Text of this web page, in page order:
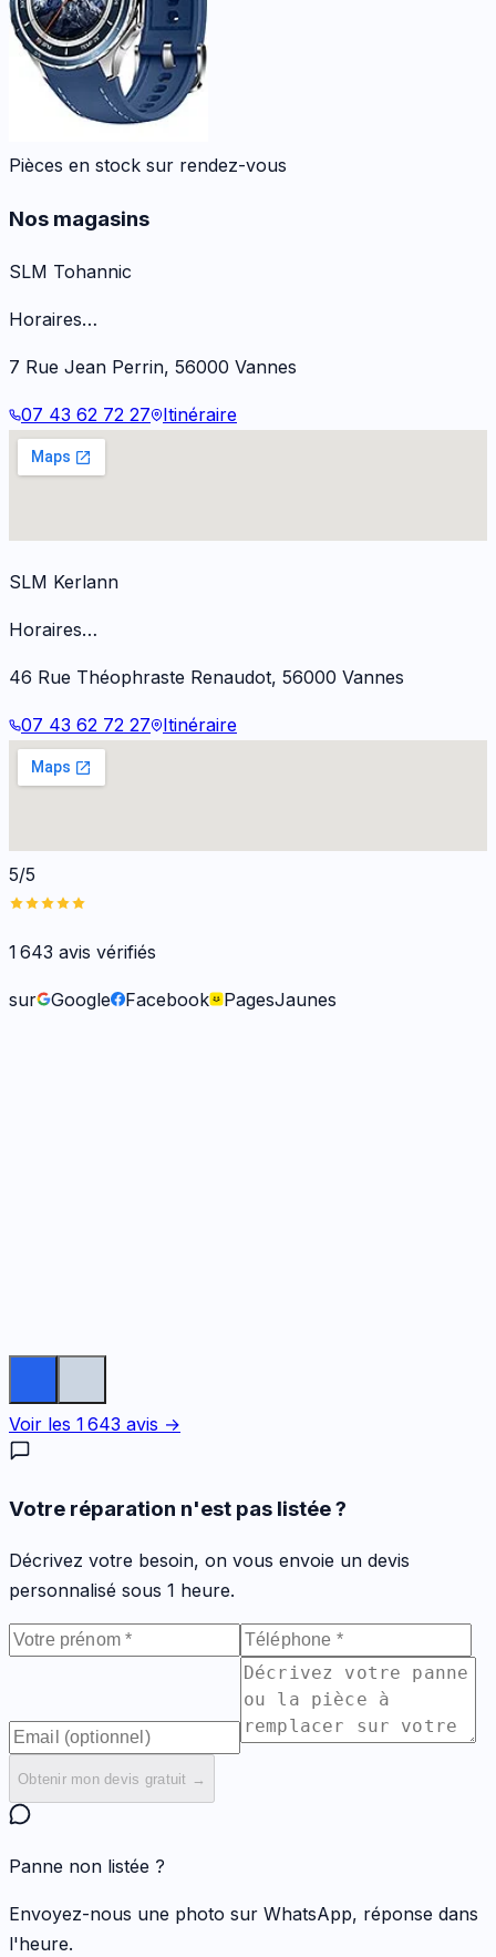
Pièces en stock sur rendez-vous
Nos magasins
SLM Tohannic
Horaires…
7 Rue Jean Perrin, 56000 Vannes
07 43 62 72 27 Itinéraire
SLM Kerlann
Horaires…
46 Rue Théophraste Renaudot, 56000 Vannes
07 43 62 72 27 Itinéraire
5/5
1 643 avis vérifiés
sur Google Facebook PagesJaunes
Voir les 1 643 avis →
Votre réparation n'est pas listée ?
Décrivez votre besoin, on vous envoie un devis
personnalisé sous 1 heure.
Obtenir mon devis gratuit →
Panne non listée ?
Envoyez-nous une photo sur WhatsApp, réponse dans
l'heure.